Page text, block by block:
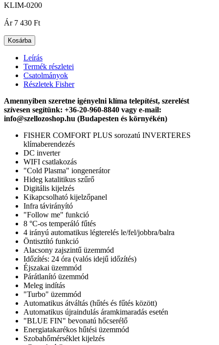
KLIM-0200
Ár 7 430 Ft
Kosárba
Leírás
Termék részletei
Csatolmányok
Részletek Fisher
Amennyiben szeretne igényelni klíma telepítést, szerelést
szívesen segítünk: +36-20-960-8840 vagy e-mail:
info@szellozoshop.hu (Budapesten és környékén)
FISHER COMFORT PLUS sorozatú INVERTERES
klímaberendezés
DC inverter
WIFI csatlakozás
"Cold Plasma" iongenerátor
Hideg katalitikus szűrő
Digitális kijelzés
Kikapcsolható kijelzőpanel
Infra távirányító
"Follow me" funkció
8 °C-os temperáló fűtés
4 irányú automatikus légterelés le/fel/jobbra/balra
Öntisztító funkció
Alacsony zajszintű üzemmód
Időzítés: 24 óra (valós idejű időzítés)
Éjszakai üzemmód
Párátlanító üzemmód
Meleg indítás
"Turbo" üzemmód
Automatikus átváltás (hűtés és fűtés között)
Automatikus újraindulás áramkimaradás esetén
"BLUE FIN" bevonatú hőcserélő
Energiatakarékos hűtési üzemmód
Szobahőmérséklet kijelzés